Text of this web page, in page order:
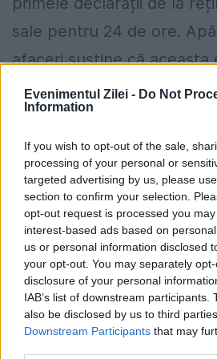
Evenimentul Zilei - Do Not
Information
If you wish to opt-out of the sale,
processing of your personal or
targeted advertising by us, please
section to confirm your selection.
opt-out request is processed you
interest-based ads based on
us or personal information disclosed
your opt-out. You may separately
disclosure of your personal
IAB’s list of downstream participants.
also be disclosed by us to third
Downstream Participants that may
sale pentru 24 de ore.
afaceri susține că
marcată după orele...
RĂSTURNARE de